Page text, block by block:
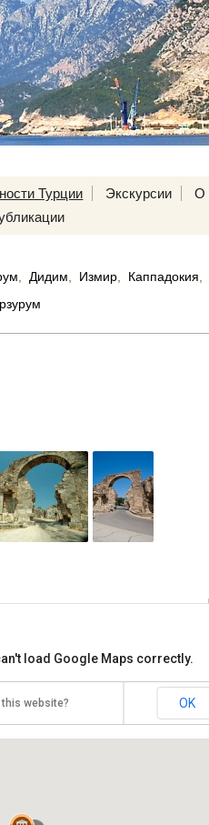
Турции Экскурсии О
Дидим Измир Каппадокия
Турция, Сиде
load Google Maps correctly.
this website? OK